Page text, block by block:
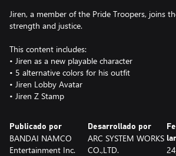
Jiren, a member of the Pride Troopers, joins
strength and justice.
This content includes:
• Jiren as a new playable character
• 5 alternative colors for his outfit
• Jiren Lobby Avatar
• Jiren Z Stamp
Publicado por
BANDAI NAMCO
Entertainment Inc.
Desarrollado por
ARC SYSTEM WORKS
CO.,LTD.